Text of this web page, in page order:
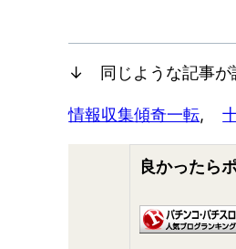
↓ 同じような記事が
情報収集傾奇一転,
良かったら